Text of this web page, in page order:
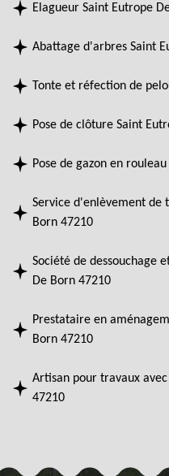
Elagueur Saint Eutrope
Abattage d'arbres Saint
Tonte et réfection de
Pose de clôture Saint
Pose de gazon en
Service d'enlèvement de
Born 47210
Société de dessouchage
De Born 47210
Prestataire en
Born 47210
Artisan pour travaux
47210